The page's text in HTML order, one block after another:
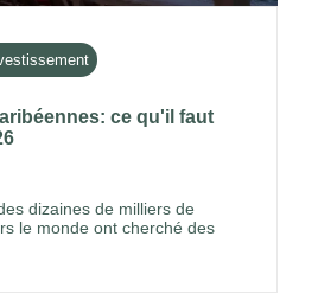
ce qu'il faut
dizaines de milliers de
le monde ont cherché des